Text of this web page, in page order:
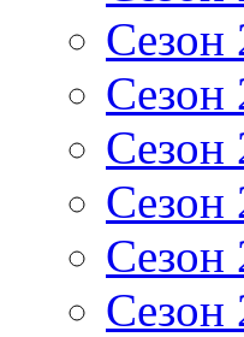
Сезон
Сезон
Сезон
Сезон
Сезон
Сезон